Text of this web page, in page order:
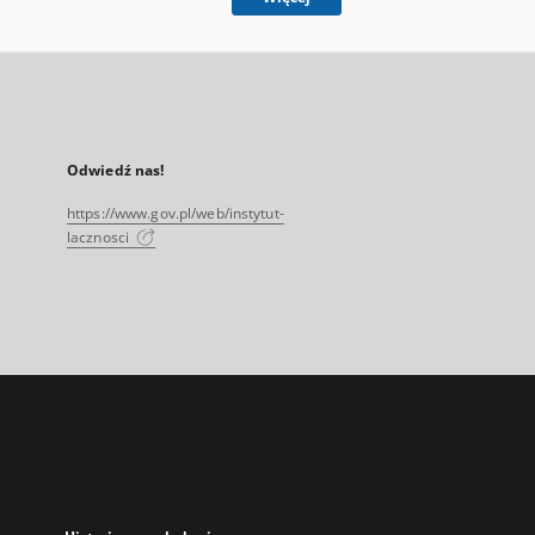
Odwiedź nas!
https://www.gov.pl/web/instytut-
lacznosci